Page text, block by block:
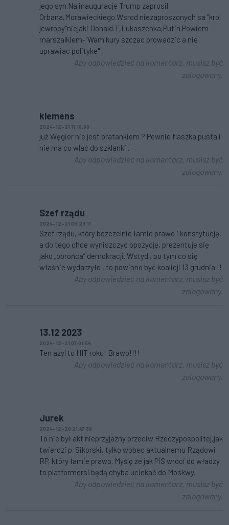
jego syn.Na inauguracje Trump zaprosil
Orbana,Morawieckiego.Wsrod niezaproszonych sa ''krol
jewropy''niejaki Donald.T,Lukaszenka,Putin.Powiem
marszalkiem-''Wam kury szczac prowadzic a nie
uprawiac polityke''
Aby odpowiedzieć na komentarz, musisz być
zalogowany.
klemens
2024-12-21 11:10:00
już Węgier nie jest bratankiem ? Pewnie flaszka pusta i
nie ma co wlać do szklanki .
Aby odpowiedzieć na komentarz, musisz być
zalogowany.
Szef rządu
2024-12-21 09:29:11
Szef rządu, który bezczelnie łamie prawo i konstytucję,
a do tego chce wyniszczyć opozycję, prezentuje się
jako „obrońca” demokracji. Wstyd , po tym co się
właśnie wydarzyło , to powinno być koalicji 13 grudnia !!
Aby odpowiedzieć na komentarz, musisz być
zalogowany.
13.12 2023
2024-12-21 07:01:54
Ten azyl to HIT roku! Brawo!!!!
Aby odpowiedzieć na komentarz, musisz być
zalogowany.
Jurek
2024-12-20 21:47:38
To nie był akt nieprzyjazny przeciw Rzeczypospolitej,jak
twierdzi p. Sikorski, tylko wobec aktualnemu Rządowi
RP, który łamie prawo. Myślę że jak PiS wróci do władzy
to platformersi będą chyba uciekać do Moskwy.
Aby odpowiedzieć na komentarz, musisz być
zalogowany.